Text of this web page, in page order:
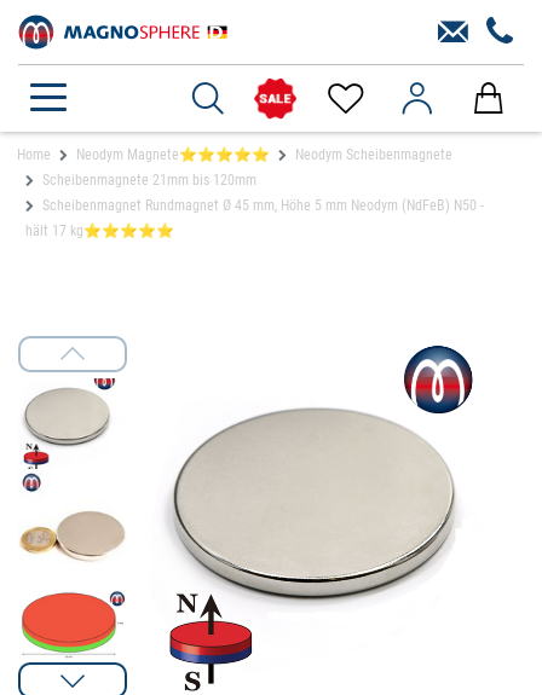
Home Neodym Magnete⭐⭐⭐⭐⭐
Neodym Scheibenmagnete
Scheibenmagnete 21mm bis 120mm
Scheibenmagnet Rundmagnet Ø 45 mm, Höhe 5 mm Neodym (NdFeB) N50 -
hält 17 kg⭐⭐⭐⭐⭐